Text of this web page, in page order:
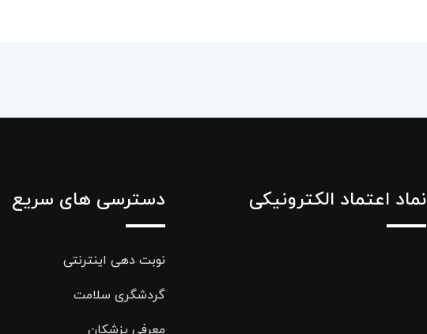
نماد اعتماد الکترونیکی دسترسی های سریع
نوبت دهی اینترنتی
گردشگری سلامت
معرفی پزشکان